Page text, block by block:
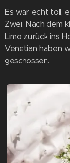
Es war echt toll,
Zwei. Nach dem
Limo zurück ins
Venetian haben
geschossen.